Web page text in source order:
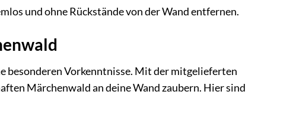
und ohne Rückstände von der Wand entfernen.
besonderen Vorkenntnisse. Mit der mitgelieferten
Märchenwald an deine Wand zaubern. Hier sind